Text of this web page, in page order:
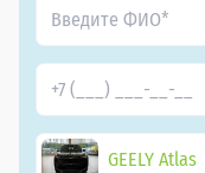
GEELY Atlas